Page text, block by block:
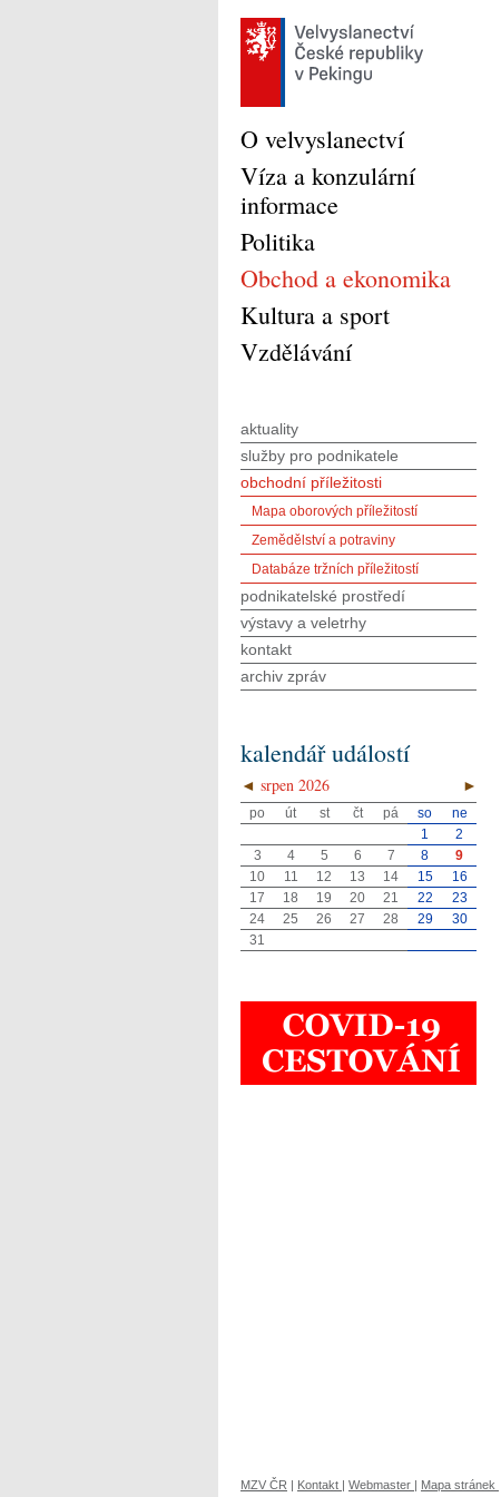
O velvyslanectví
Víza a konzulární
informace
Politika
Obchod a ekonomika
Kultura a sport
Vzdělávání
aktuality
služby pro podnikatele
obchodní příležitosti
Mapa oborových příležitostí
Zemědělství a potraviny
Databáze tržních příležitostí
podnikatelské prostředí
výstavy a veletrhy
kontakt
archiv zpráv
kalendář událostí
◄ ►
srpen 2026
po út st čt pá so
ne
1
2
3
4 5 6 7 8
9
10
11 12 13 14 15
16
17
18 19 20 21 22
23
24
25 26 27 28 29
30
31
MZV ČR | Kontakt | Webmaster | Mapa stránek